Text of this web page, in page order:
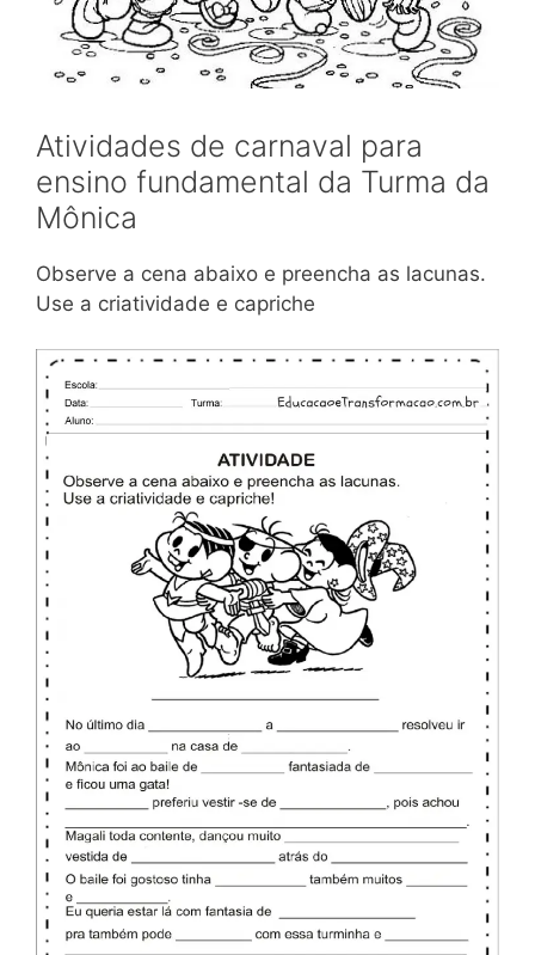
Atividades de carnaval para
ensino fundamental da Turma da
Mônica
Observe a cena abaixo e preencha as lacunas.
Use a criatividade e capriche